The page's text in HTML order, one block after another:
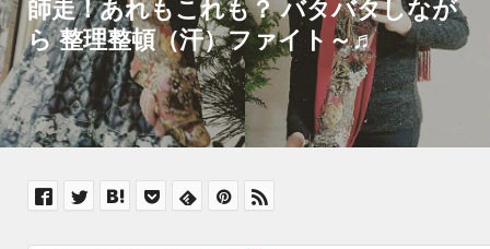
師走！あれもこれも？ バタバタしなが
ら 整理整頓（汗）ファイト～♬